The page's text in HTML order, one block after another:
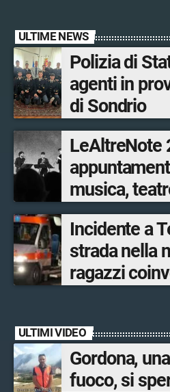
ULTIME NEWS
Polizia di
agenti in
di Sondrio
LeAltreNote
musica,
San
Incidente a
strada nella
ragazzi
ULTIMI VIDEO
Gordona,
fuoco, si